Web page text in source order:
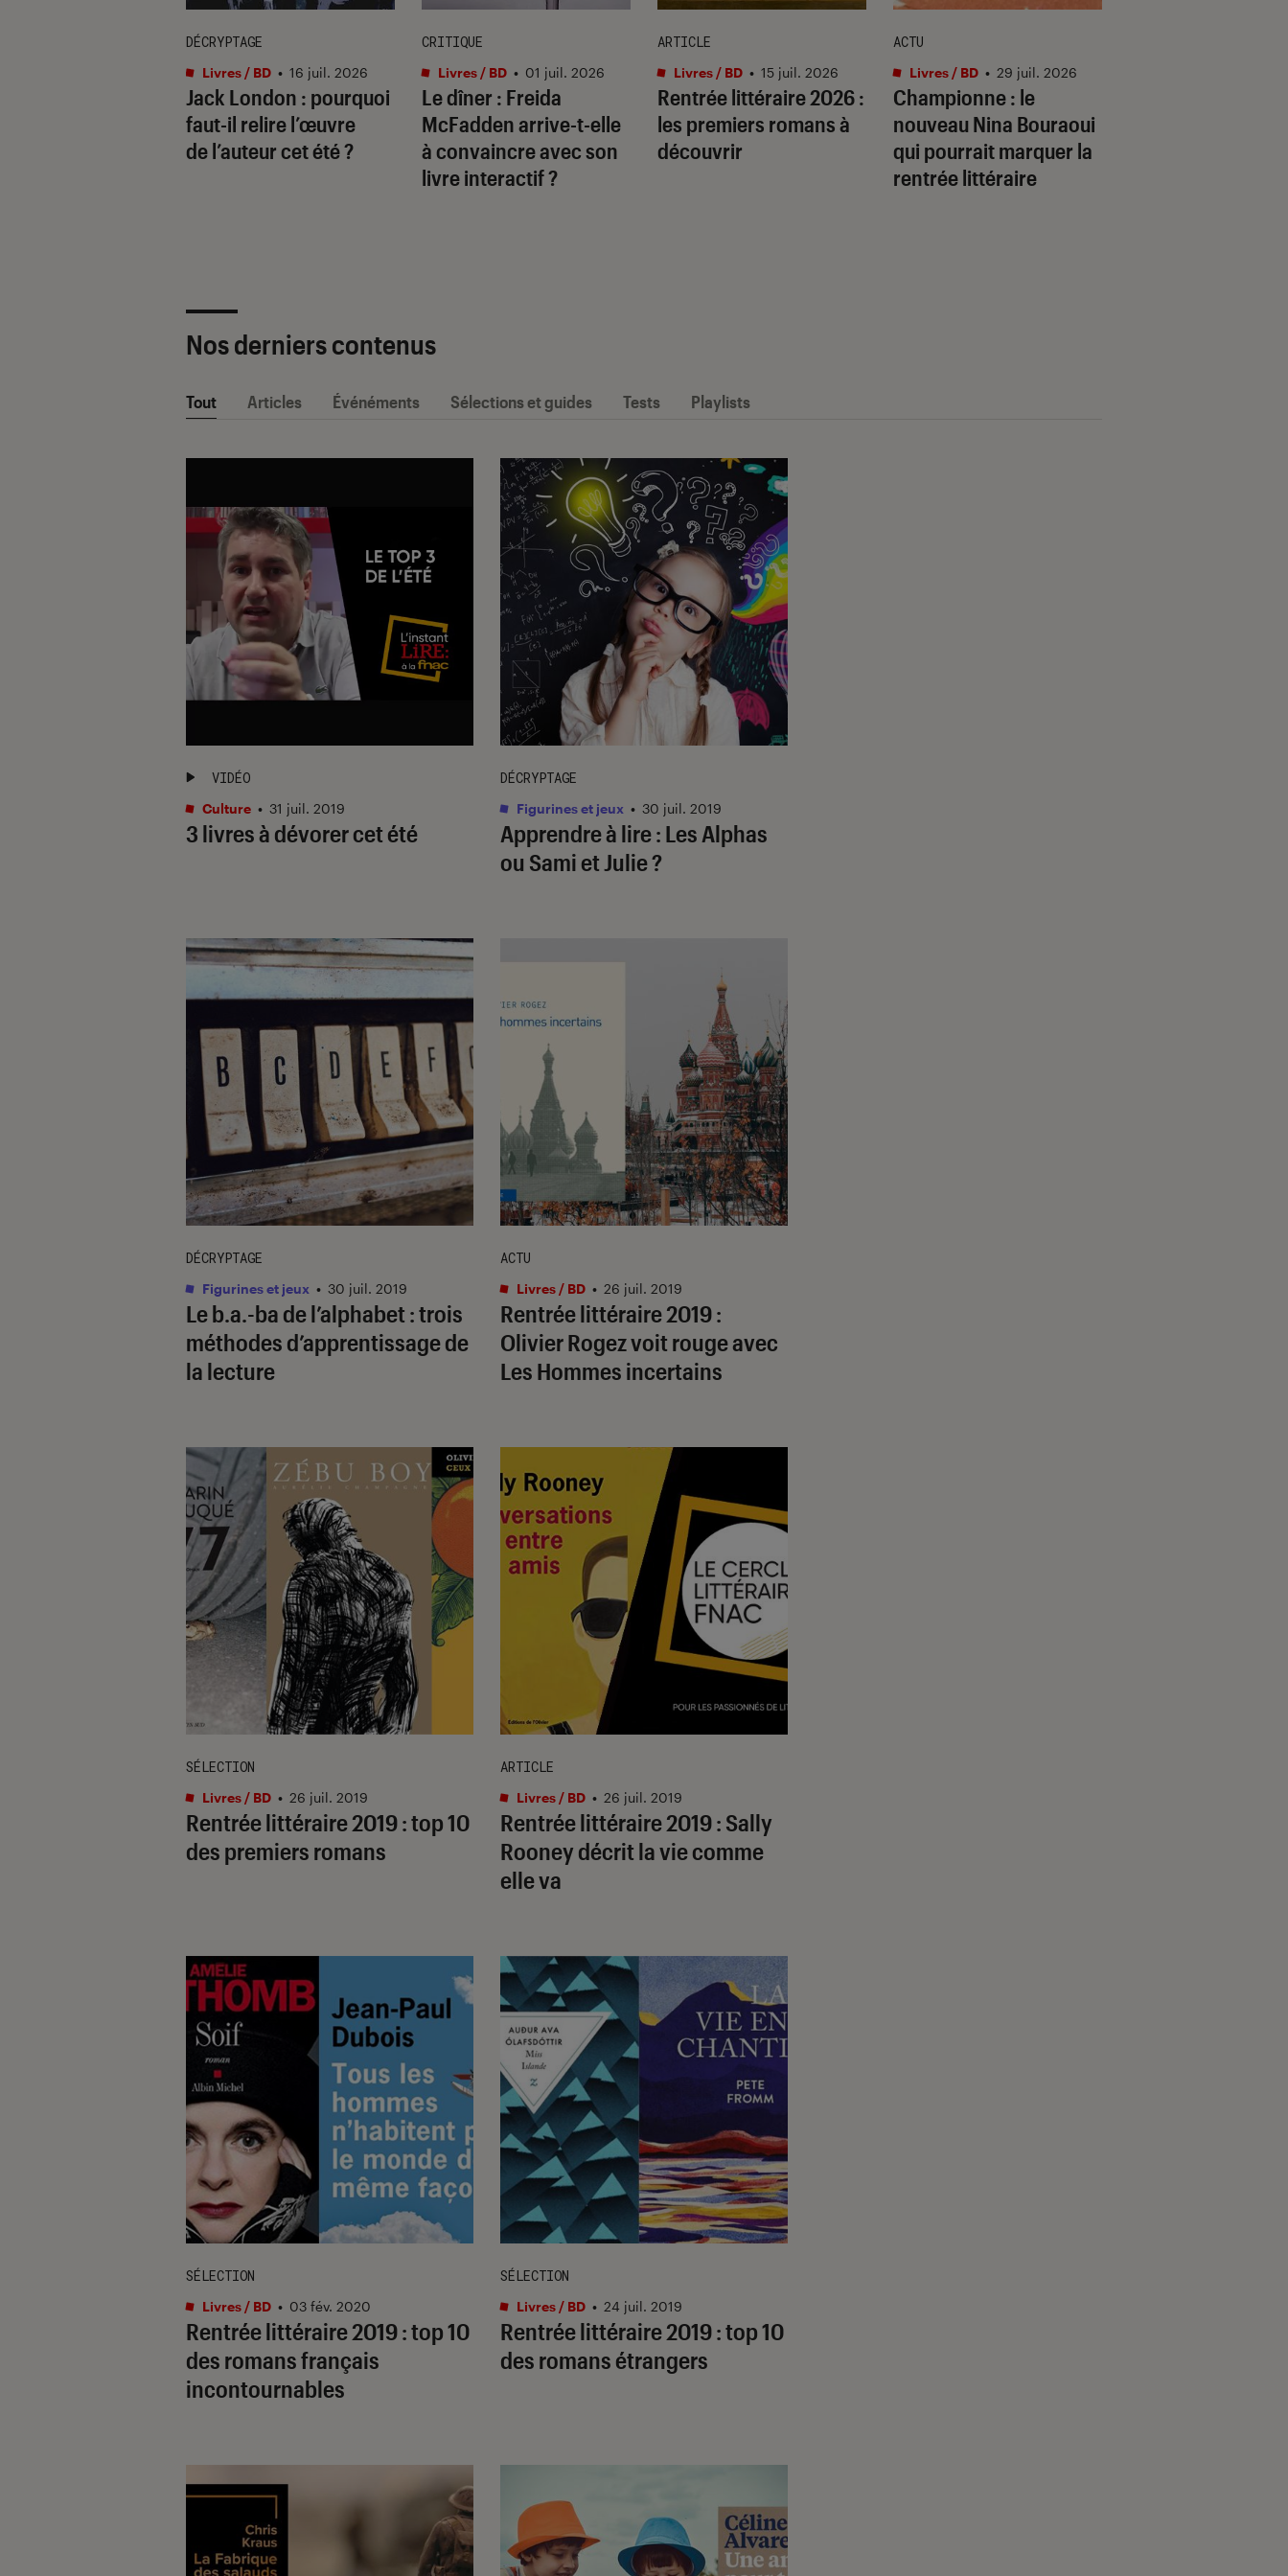
Jack London : pourquoi
faut-il relire l’œuvre
de l’auteur cet été ?
DÉCRYPTAGE
Livres / BD • 16 juil. 2026
Le dîner : Freida
McFadden arrive-t-elle
à convaincre avec son
livre interactif ?
CRITIQUE
Livres / BD • 01 juil. 2026
Rentrée littéraire 2026 :
les premiers romans à
découvrir
ARTICLE
Livres / BD • 15 juil. 2026
Championne: le
nouveau Nina Bouraoui
qui pourrait marquer la
rentrée littéraire
ACTU
Livres / BD • 29 juil. 2026
Nos derniers contenus
Tout Articles Événéments Sélections et guides Tests Playlists
3 livres à dévorer cet été
VIDÉO
Culture • 31 juil. 2019
Apprendre à lire : Les Alphas
ou Sami et Julie ?
DÉCRYPTAGE
Figurines et jeux • 30 juil. 2019
Le b.a.-ba de l’alphabet : trois
méthodes d’apprentissage de
la lecture
DÉCRYPTAGE
Figurines et jeux • 30 juil. 2019
Rentrée littéraire 2019 :
Olivier Rogez voit rouge avec
Les Hommes incertains
ACTU
Livres / BD • 26 juil. 2019
Rentrée littéraire 2019 : top 10
des premiers romans
SÉLECTION
Livres / BD • 26 juil. 2019
Rentrée littéraire 2019 : Sally
Rooney décrit la vie comme
elle va
ARTICLE
Livres / BD • 26 juil. 2019
Rentrée littéraire 2019 : top 10
des romans français
incontournables
SÉLECTION
Livres / BD • 03 fév. 2020
Rentrée littéraire 2019 : top 10
des romans étrangers
SÉLECTION
Livres / BD • 24 juil. 2019